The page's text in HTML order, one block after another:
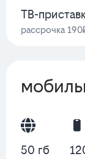
ТВ-
рассрочка
50 гб